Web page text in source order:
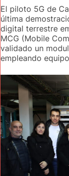
El piloto 5G de
última
digital terrestre
MCG (Mobile
validado un
empleando